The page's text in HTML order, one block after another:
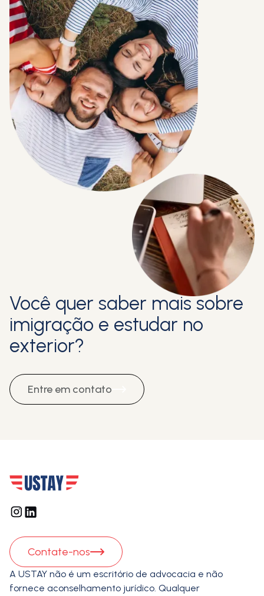
Você quer saber mais sobre
imigração e estudar no
exterior?
Entre em contato
Contate-nos
A USTAY não é um escritório de advocacia e não
fornece aconselhamento jurídico. Qualquer